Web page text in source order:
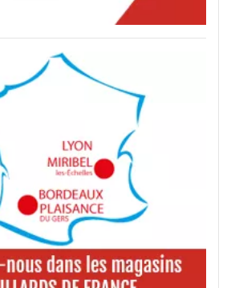
le pool anglais: le meilleur du
convertible en France depuis
depuis plus de 10 ans sur
production.
dans cette gamme
issue des meilleurs schistes
précision
enbois massif(chêne, noyer,
le modèle)
interchangeables breveté
jouez en billard américain,